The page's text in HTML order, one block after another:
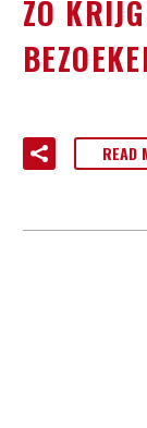
ZO
READ